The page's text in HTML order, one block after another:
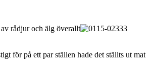
rådjur och älg överallt
för på ett par ställen hade det ställts ut mat